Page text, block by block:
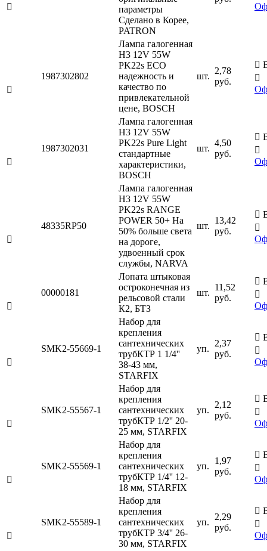

параметры
Сделано в Корее,
PATRON

1987302802
Лампа галогенная
H3 12V 55W
PK22s ECO
надежность и
качество по
привлекательной
цене, BOSCH
шт.
2,78
руб.



1987302031
Лампа галогенная
H3 12V 55W
PK22s Pure Light
стандартные
характеристики,
BOSCH
шт.
4,50
руб.



48335RP50
Лампа галогенная
H3 12V 55W
PK22s RANGE
POWER 50+ На
50% больше света
на дороге,
удвоенный срок
службы, NARVA
шт.
13,42
руб.



00000181
Лопата штыковая
остроконечная из
рельсовой стали
К2, БТЗ
шт.
11,52
руб.



SMK2-55669-1
Набор для
крепления
сантехнических
трубКТР 1 1/4''
38-43 мм,
STARFIX
уп.
2,37
руб.



SMK2-55567-1
Набор для
крепления
сантехнических
трубКТР 1/2'' 20-
25 мм, STARFIX
уп.
2,12
руб.



SMK2-55569-1
Набор для
крепления
сантехнических
трубКТР 1/4'' 12-
18 мм, STARFIX
уп.
1,97
руб.



SMK2-55589-1
Набор для
крепления
сантехнических
трубКТР 3/4'' 26-
30 мм, STARFIX
уп.
2,29
руб.

